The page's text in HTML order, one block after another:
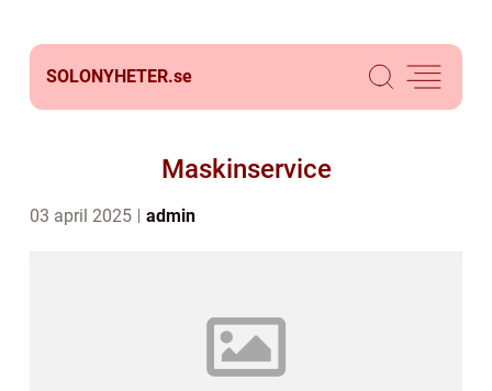
SOLONYHETER.se
Maskinservice
03 april 2025 admin